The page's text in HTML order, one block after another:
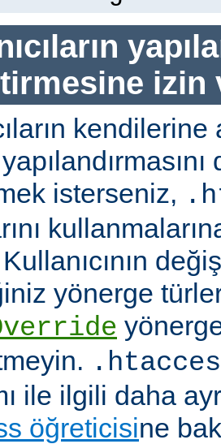
izin
isterseniz,
yönerge
ile ilgili daha
öğreticisine